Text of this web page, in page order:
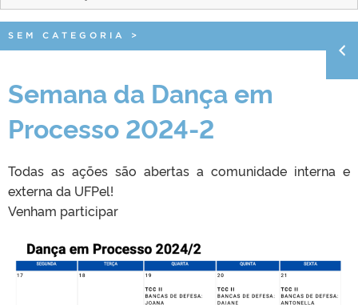
OUVIDORIA
PORTARIAS
SEM CATEGORIA >
Semana da Dança em
Processo 2024-2
Todas as ações são abertas a comunidade interna e
externa da UFPel!
Venham participar